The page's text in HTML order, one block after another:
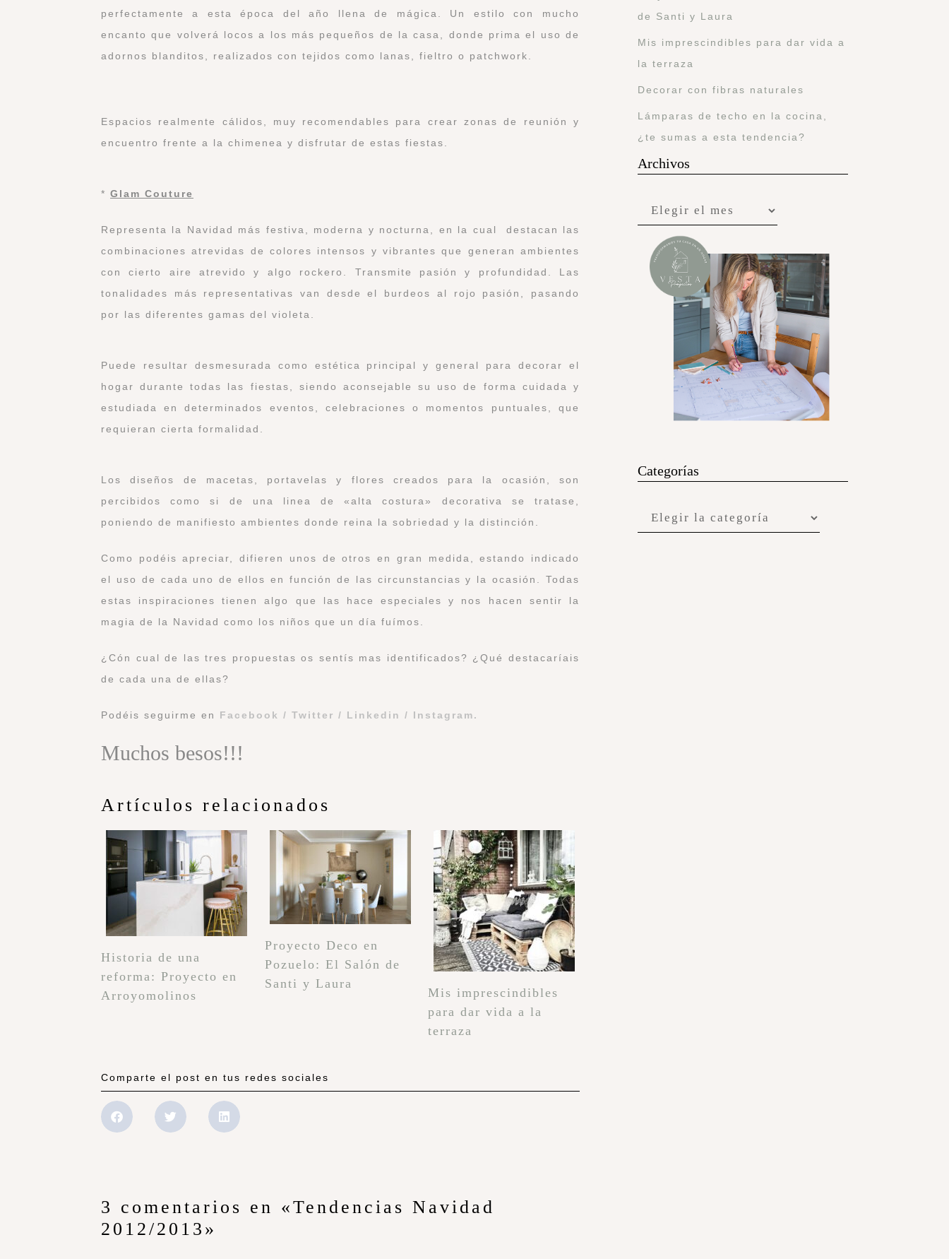
perfectamente a esta época del año llena de mágica. Un estilo con mucho
encanto que volverá locos a los más pequeños de la casa, donde prima el uso de
adornos blanditos, realizados con tejidos como lanas, fieltro o patchwork.
Espacios realmente cálidos, muy recomendables para crear zonas de reunión y
encuentro frente a la chimenea y disfrutar de estas fiestas.
* Glam Couture
Representa la Navidad más festiva, moderna y nocturna, en la cual destacan las
combinaciones atrevidas de colores intensos y vibrantes que generan ambientes
con cierto aire atrevido y algo rockero. Transmite pasión y profundidad. Las
tonalidades más representativas van desde el burdeos al rojo pasión, pasando
por las diferentes gamas del violeta.
Puede resultar desmesurada como estética principal y general para decorar el
hogar durante todas las fiestas, siendo aconsejable su uso de forma cuidada y
estudiada en determinados eventos, celebraciones o momentos puntuales, que
requieran cierta formalidad.
Los diseños de macetas, portavelas y flores creados para la ocasión, son
percibidos como si de una linea de «alta costura» decorativa se tratase,
poniendo de manifiesto ambientes donde reina la sobriedad y la distinción.
Como podéis apreciar, difieren unos de otros en gran medida, estando indicado
el uso de cada uno de ellos en función de las circunstancias y la ocasión. Todas
estas inspiraciones tienen algo que las hace especiales y nos hacen sentir la
magia de la Navidad como los niños que un día fuímos.
¿Cón cual de las tres propuestas os sentís mas identificados? ¿Qué destacaríais
de cada una de ellas?
Podéis seguirme en Facebook / Twitter / Linkedin / Instagram.
Muchos besos!!!
Artículos relacionados
Historia de una
reforma: Proyecto en
Arroyomolinos
Proyecto Deco en
Pozuelo: El Salón de
Santi y Laura
Mis imprescindibles
para dar vida a la
terraza
Comparte el post en tus redes sociales
3 comentarios en «Tendencias Navidad
2012/2013»
de Santi y Laura
Mis imprescindibles para dar vida a
la terraza
Decorar con fibras naturales
Lámparas de techo en la cocina,
¿te sumas a esta tendencia?
Archivos
Categorías